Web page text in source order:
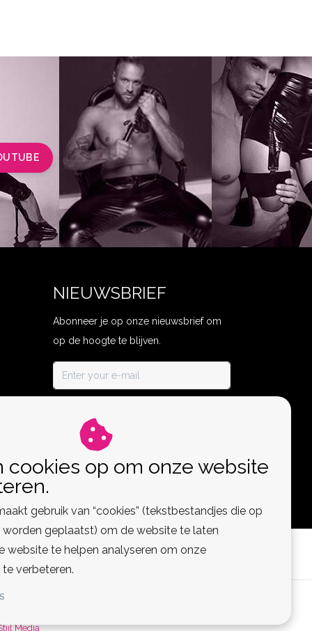
NIEUWSBRIEF
Abonneer je op onze nieuwsbrief om
op de hoogte te blijven.
Media
cookies op om onze website
gebruik van “cookies” (tekstbestandjes die op
geplaatst) om de website te laten
website te helpen analyseren om onze
verbeteren.